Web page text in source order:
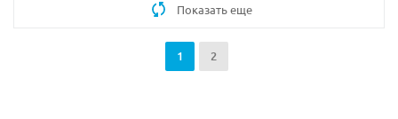
Показать еще
1 2